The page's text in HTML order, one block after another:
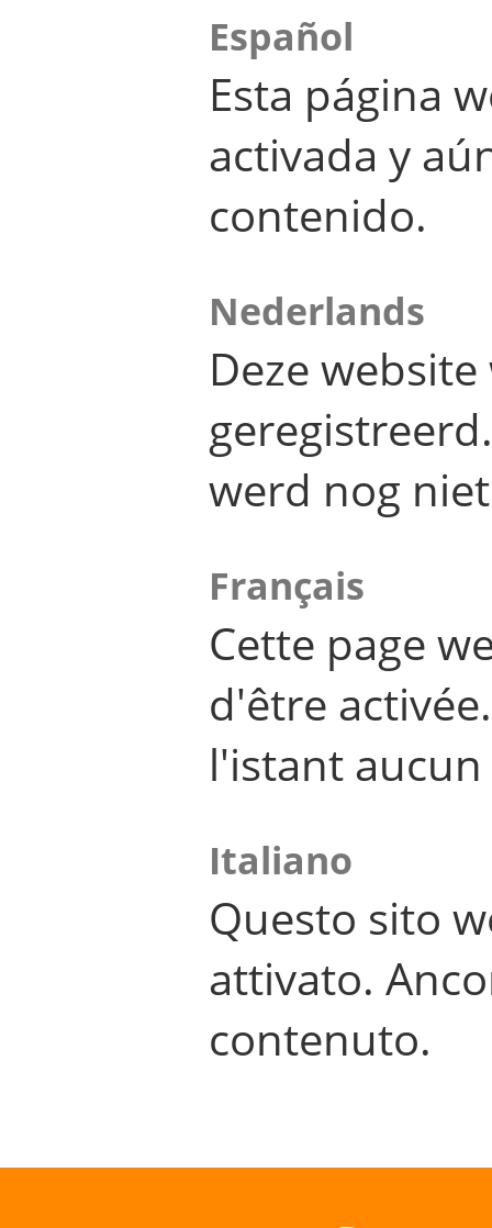
Español
Esta página
activada y
contenido.
Nederlands
Deze
werd nog
Français
Cette page
d'être
l'istant
Italiano
Questo sito
attivato.
contenuto.